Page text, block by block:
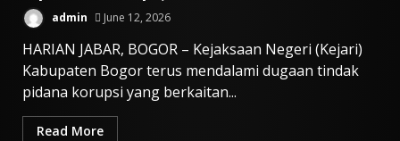
admin June 12, 2026
HARIAN JABAR, BOGOR – Kejaksaan Negeri (Kejari)
Kabupaten Bogor terus mendalami dugaan tindak
pidana korupsi yang berkaitan...
Read More